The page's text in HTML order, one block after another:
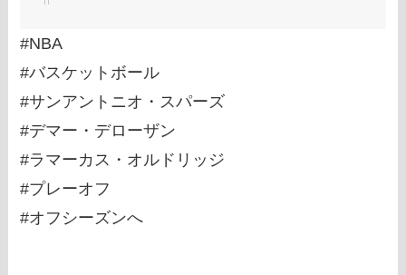
#NBA
#バスケットボール
#サンアントニオ・スパーズ
#デマー・デローザン
#ラマーカス・オルドリッジ
#プレーオフ
#オフシーズンへ